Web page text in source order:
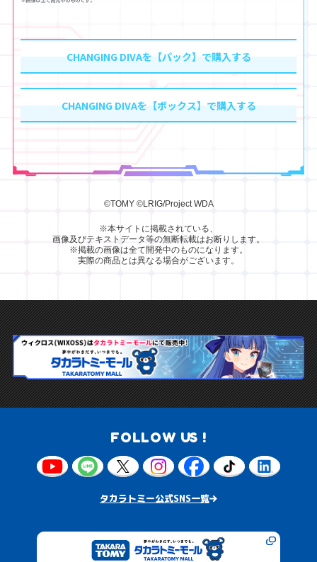
CHANGING DIVAを【パック】で購入する
CHANGING DIVAを【ボックス】で購入する
©TOMY ©LRIG/Project WDA
※本サイトに掲載されている、
画像及びテキストデータ等の無断転載はお断りします。
※掲載の画像は全て開発中のものになります。
実際の商品とは異なる場合がございます。
FOLLOW US !
タカラトミー公式SNS一覧